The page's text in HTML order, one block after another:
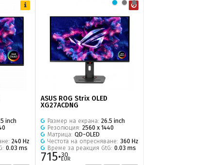
inch
240 Hz
0.03 ms
ASUS ROG Strix OLED
XG27ACDNG
Размер на екрана: 26.5 inch
Резолюция: 2560 x 1440
Матрица: QD-OLED
Честота на опресняване: 360 Hz
Време за реакция GtG: 0.03 ms
715·30
EUR